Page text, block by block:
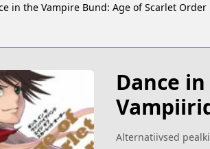
in the Vampire Bund: Age of Scarlet Order
Dance
Alternatiivsed